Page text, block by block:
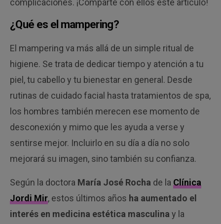
complicaciones. ¡Comparte con ellos este artículo!
¿Qué es el mampering?
El mampering va más allá de un simple ritual de
higiene. Se trata de dedicar tiempo y atención a tu
piel, tu cabello y tu bienestar en general. Desde
rutinas de cuidado facial hasta tratamientos de spa,
los hombres también merecen ese momento de
desconexión y mimo que les ayuda a verse y
sentirse mejor. Incluirlo en su día a día no solo
mejorará su imagen, sino también su confianza.
Según la doctora María José Rocha de laClínica
Jordi Mir, estos últimos años ha aumentado el
interés en medicina estética masculina y la